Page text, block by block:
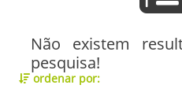
Não existem
pesquisa!
ordenar por: